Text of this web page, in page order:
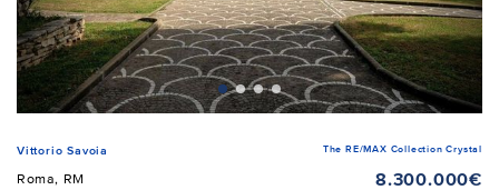
Vittorio Savoia The RE/MAX Collection Crystal
Roma, RM
8.300.000€